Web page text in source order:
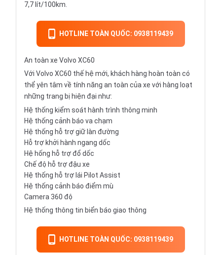
7,7 lít/100km.
HOTLINE TOÀN QUỐC: 0938119439
An toàn xe Volvo XC60
Với Volvo XC60 thế hệ mới, khách hàng hoàn toàn có
thể yên tâm về tính năng an toàn của xe với hàng loạt
những trang bị hiện đại như:
Hệ thống kiểm soát hành trình thông minh
Hệ thống cảnh báo va chạm
Hệ thống hỗ trợ giữ làn đường
Hỗ trợ khởi hành ngang dốc
Hệ hống hỗ trợ đổ dốc
Chế độ hỗ trợ đậu xe
Hệ thống hỗ trợ lái Pilot Assist
Hệ thống cảnh báo điểm mù
Camera 360 độ
Hệ thống thông tin biển báo giao thông
HOTLINE TOÀN QUỐC: 0938119439